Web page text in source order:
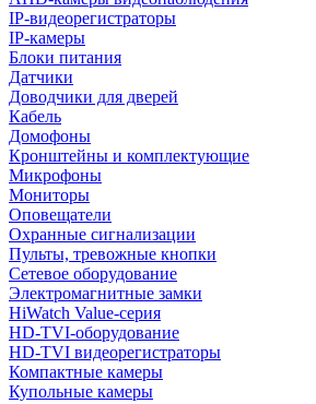
IP-видеорегистраторы
IP-камеры
Блоки питания
Датчики
Доводчики для дверей
Кабель
Домофоны
Кронштейны и комплектующие
Микрофоны
Мониторы
Оповещатели
Охранные сигнализации
Пульты, тревожные кнопки
Сетевое оборудование
Электромагнитные замки
HiWatch Value-серия
HD-TVI-оборудование
HD-TVI видеорегистраторы
Компактные камеры
Купольные камеры